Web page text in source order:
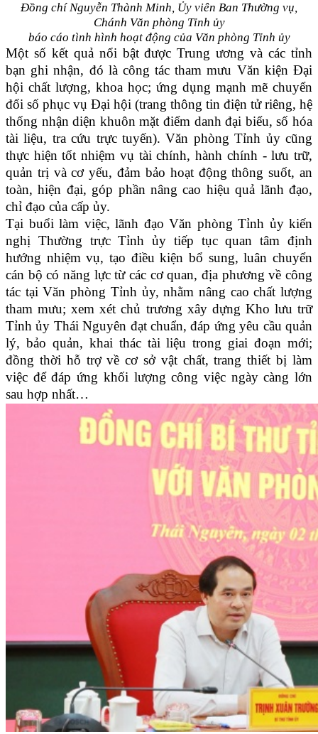
Đồng chí Nguyễn Thành Minh, Ủy viên Ban Thường vụ,
Chánh Văn phòng Tỉnh ủy
báo cáo tình hình hoạt động của Văn phòng Tỉnh ủy
Một số kết quả nổi bật được Trung ương và các tỉnh
bạn ghi nhận, đó là công tác tham mưu Văn kiện Đại
hội chất lượng, khoa học; ứng dụng mạnh mẽ chuyển
đổi số phục vụ Đại hội (trang thông tin điện tử riêng, hệ
thống nhận diện khuôn mặt điểm danh đại biểu, số hóa
tài liệu, tra cứu trực tuyến). Văn phòng Tỉnh ủy cũng
thực hiện tốt nhiệm vụ tài chính, hành chính - lưu trữ,
quản trị và cơ yếu, đảm bảo hoạt động thông suốt, an
toàn, hiện đại, góp phần nâng cao hiệu quả lãnh đạo,
chỉ đạo của cấp ủy.
Tại buổi làm việc, lãnh đạo Văn phòng Tỉnh ủy kiến
nghị Thường trực Tỉnh ủy tiếp tục quan tâm định
hướng nhiệm vụ, tạo điều kiện bổ sung, luân chuyển
cán bộ có năng lực từ các cơ quan, địa phương về công
tác tại Văn phòng Tỉnh ủy, nhằm nâng cao chất lượng
tham mưu; xem xét chủ trương xây dựng Kho lưu trữ
Tỉnh ủy Thái Nguyên đạt chuẩn, đáp ứng yêu cầu quản
lý, bảo quản, khai thác tài liệu trong giai đoạn mới;
đồng thời hỗ trợ về cơ sở vật chất, trang thiết bị làm
việc để đáp ứng khối lượng công việc ngày càng lớn
sau hợp nhất…